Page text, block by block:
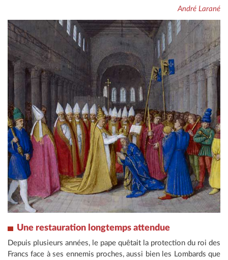
André Larané
Une restauration longtemps attendue
Depuis plusieurs années, le pape quêtait la protection du roi des
Francs face à ses ennemis proches, aussi bien les Lombards que